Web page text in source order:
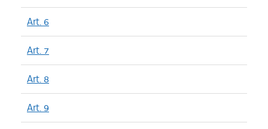
Art. 6
Art. 7
Art. 8
Art. 9